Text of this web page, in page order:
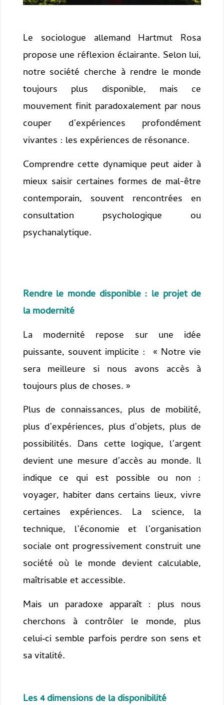
Le sociologue allemand Hartmut Rosa
propose une réflexion éclairante. Selon lui,
notre société cherche à rendre le monde
toujours plus disponible, mais ce
mouvement finit paradoxalement par nous
couper d’expériences profondément
vivantes : les expériences de résonance.
Comprendre cette dynamique peut aider à
mieux saisir certaines formes de mal-être
contemporain, souvent rencontrées en
consultation psychologique ou
psychanalytique.
Rendre le monde disponible : le projet de
la modernité
La modernité repose sur une idée
puissante, souvent implicite : « Notre vie
sera meilleure si nous avons accès à
toujours plus de choses. »
Plus de connaissances, plus de mobilité,
plus d’expériences, plus d’objets, plus de
possibilités. Dans cette logique, l’argent
devient une mesure d’accès au monde. Il
indique ce qui est possible ou non :
voyager, habiter dans certains lieux, vivre
certaines expériences. La science, la
technique, l’économie et l’organisation
sociale ont progressivement construit une
société où le monde devient calculable,
maîtrisable et accessible.
Mais un paradoxe apparaît : plus nous
cherchons à contrôler le monde, plus
celui‑ci semble parfois perdre son sens et
sa vitalité.
Les 4 dimensions de la disponibilité